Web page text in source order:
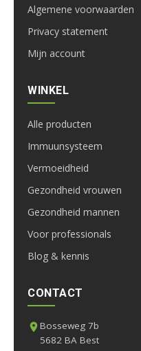
Algemene voorwaarden
Privacy statement
Mijn account
WINKEL
Alle producten
Immuunsysteem
Vermoeidheid
Gezondheid vrouwen
Gezondheid mannen
Voor professionals
Blog & kennis
CONTACT
Bosseweg 7b
5682 BA Best